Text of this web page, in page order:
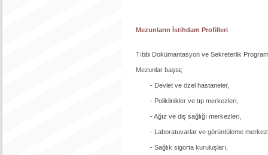
Mezunların İstihdam Profilleri
Tıbbi Dokümantasyon ve Sekreterlik
Mezunlar başta;
- Devlet ve özel hastaneler,
- Poliklinikler ve tıp merkezleri,
- Ağız ve diş sağlığı merkezleri,
- Laboratuvarlar ve görüntüleme
- Sağlık sigorta kuruluşları,